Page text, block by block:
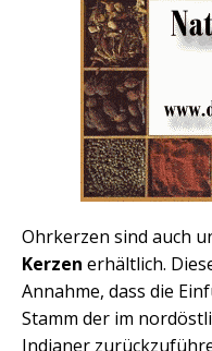
Ohrkerzen sind auch
Kerzen erhältlich.
Annahme, dass die
Stamm der im
Indianer